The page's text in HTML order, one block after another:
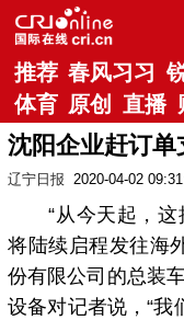
推荐 春风习习
体育 原创 直播
沈阳企业赶订
辽宁日报 2020-04-02
“从今天起，这
将陆续启程发往海
份有限公司的总装
设备对记者说，“我